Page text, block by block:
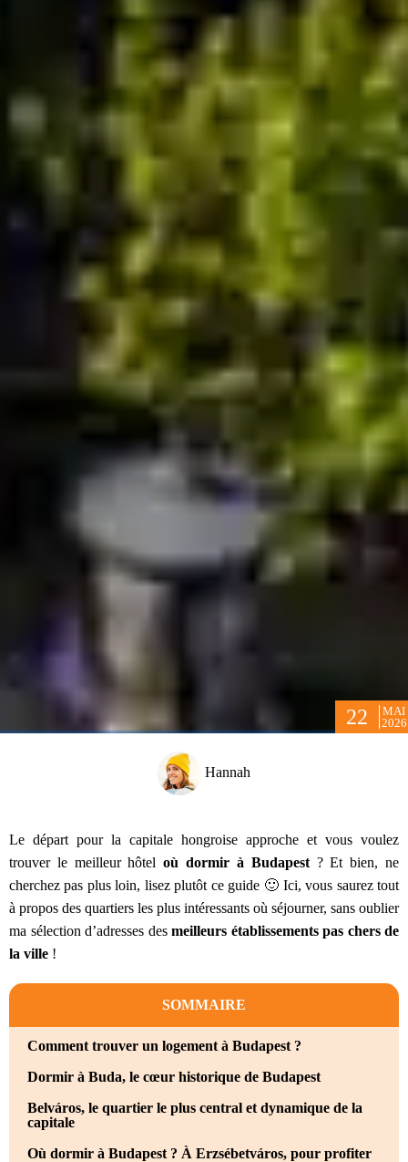
22
MAI
2026
Hannah
Le départ pour la capitale hongroise approche et vous voulez
trouver le meilleur hôteloù dormir à Budapest ? Et bien, ne
cherchez pas plus loin, lisez plutôt ce guide 🙂 Ici, vous saurez tout
à propos des quartiers les plus intéressants où séjourner, sans oublier
ma sélection d’adresses des meilleurs établissements pas chers de
la ville !
SOMMAIRE
Comment trouver un logement à Budapest ?
Dormir à Buda, le cœur historique de Budapest
Belváros, le quartier le plus central et dynamique de la
capitale
Où dormir à Budapest ? À Erzsébetváros, pour profiter